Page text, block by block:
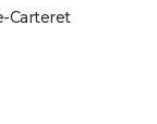
Carteret